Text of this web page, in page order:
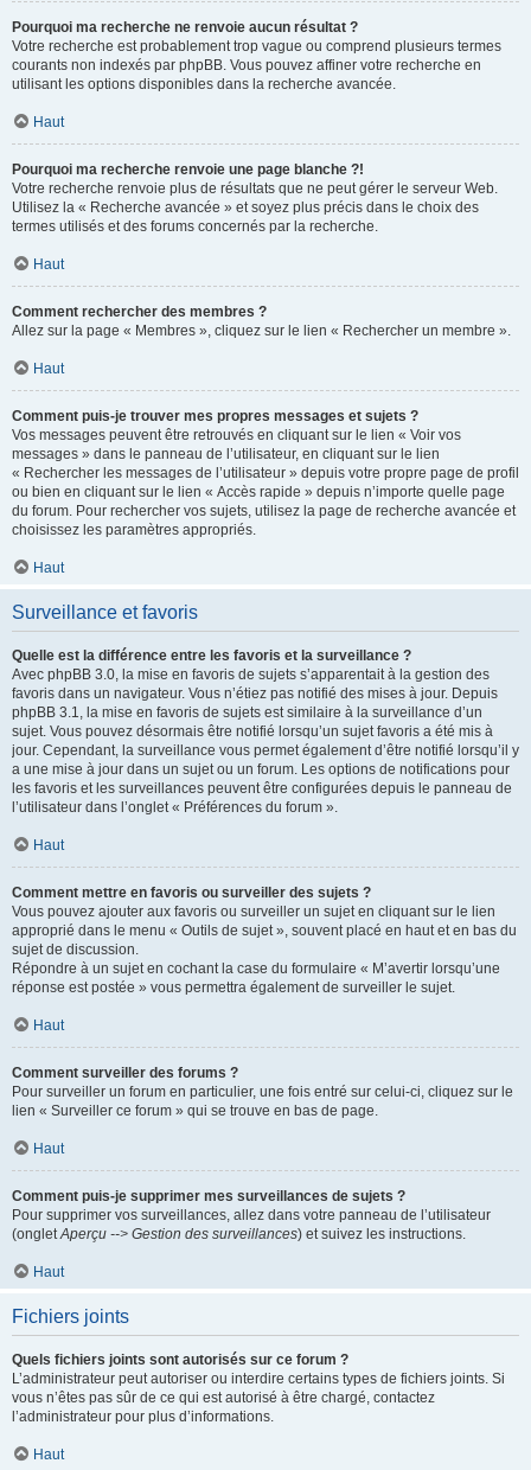
Pourquoi ma recherche ne renvoie aucun résultat ?
Votre recherche est probablement trop vague ou comprend plusieurs termes
courants non indexés par phpBB. Vous pouvez affiner votre recherche en
utilisant les options disponibles dans la recherche avancée.
Haut
Pourquoi ma recherche renvoie une page blanche ?!
Votre recherche renvoie plus de résultats que ne peut gérer le serveur Web.
Utilisez la « Recherche avancée » et soyez plus précis dans le choix des
termes utilisés et des forums concernés par la recherche.
Haut
Comment rechercher des membres ?
Allez sur la page « Membres », cliquez sur le lien « Rechercher un membre ».
Haut
Comment puis-je trouver mes propres messages et sujets ?
Vos messages peuvent être retrouvés en cliquant sur le lien « Voir vos
messages » dans le panneau de l’utilisateur, en cliquant sur le lien
« Rechercher les messages de l’utilisateur » depuis votre propre page de profil
ou bien en cliquant sur le lien « Accès rapide » depuis n’importe quelle page
du forum. Pour rechercher vos sujets, utilisez la page de recherche avancée et
choisissez les paramètres appropriés.
Haut
Surveillance et favoris
Quelle est la différence entre les favoris et la surveillance ?
Avec phpBB 3.0, la mise en favoris de sujets s’apparentait à la gestion des
favoris dans un navigateur. Vous n’étiez pas notifié des mises à jour. Depuis
phpBB 3.1, la mise en favoris de sujets est similaire à la surveillance d’un
sujet. Vous pouvez désormais être notifié lorsqu’un sujet favoris a été mis à
jour. Cependant, la surveillance vous permet également d’être notifié lorsqu’il y
a une mise à jour dans un sujet ou un forum. Les options de notifications pour
les favoris et les surveillances peuvent être configurées depuis le panneau de
l’utilisateur dans l’onglet « Préférences du forum ».
Haut
Comment mettre en favoris ou surveiller des sujets ?
Vous pouvez ajouter aux favoris ou surveiller un sujet en cliquant sur le lien
approprié dans le menu « Outils de sujet », souvent placé en haut et en bas du
sujet de discussion.
Répondre à un sujet en cochant la case du formulaire « M’avertir lorsqu’une
réponse est postée » vous permettra également de surveiller le sujet.
Haut
Comment surveiller des forums ?
Pour surveiller un forum en particulier, une fois entré sur celui-ci, cliquez sur le
lien « Surveiller ce forum » qui se trouve en bas de page.
Haut
Comment puis-je supprimer mes surveillances de sujets ?
Pour supprimer vos surveillances, allez dans votre panneau de l’utilisateur
(ongletAperçu --> Gestion des surveillances) et suivez les instructions.
Haut
Fichiers joints
Quels fichiers joints sont autorisés sur ce forum ?
L’administrateur peut autoriser ou interdire certains types de fichiers joints. Si
vous n’êtes pas sûr de ce qui est autorisé à être chargé, contactez
l’administrateur pour plus d’informations.
Haut